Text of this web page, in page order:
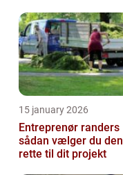
15 january 2026
Entreprenør randers
sådan vælger du den
rette til dit projekt